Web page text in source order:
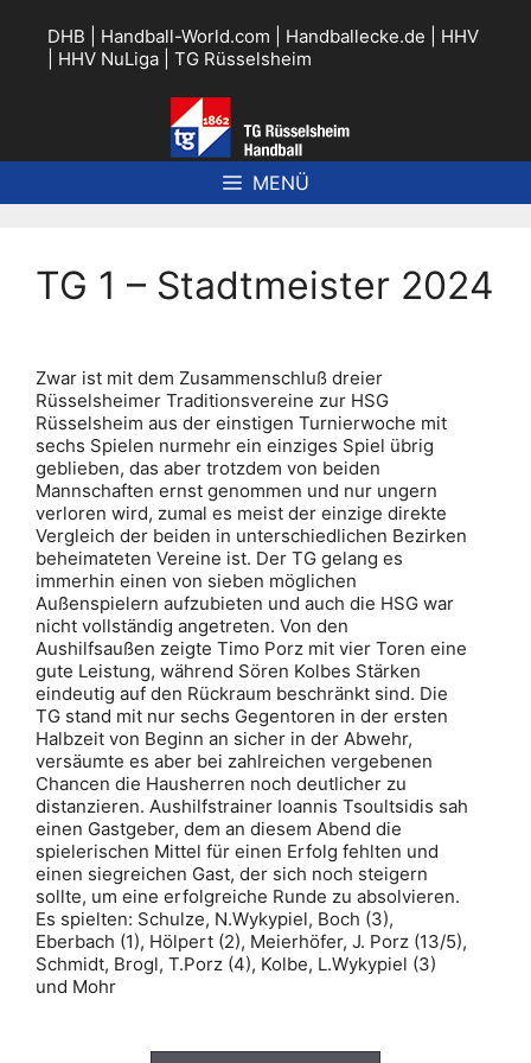
springen
DHB Handball-World.com Handballecke.de
HHV
HHV NuLiga TG Rüsselsheim
MENÜ
TG 1 – Stadtmeister 2024
Zwar ist mit dem Zusammenschluß dreier
Rüsselsheimer Traditionsvereine zur HSG
Rüsselsheim aus der einstigen Turnierwoche mit
sechs Spielen nurmehr ein einziges Spiel übrig
geblieben, das aber trotzdem von beiden
Mannschaften ernst genommen und nur ungern
verloren wird, zumal es meist der einzige direkte
Vergleich der beiden in unterschiedlichen Bezirken
beheimateten Vereine ist. Der TG gelang es
immerhin einen von sieben möglichen
Außenspielern aufzubieten und auch die HSG war
nicht vollständig angetreten. Von den
Aushilfsaußen zeigte Timo Porz mit vier Toren eine
gute Leistung, während Sören Kolbes Stärken
eindeutig auf den Rückraum beschränkt sind. Die
TG stand mit nur sechs Gegentoren in der ersten
Halbzeit von Beginn an sicher in der Abwehr,
versäumte es aber bei zahlreichen vergebenen
Chancen die Hausherren noch deutlicher zu
distanzieren. Aushilfstrainer Ioannis Tsoultsidis sah
einen Gastgeber, dem an diesem Abend die
spielerischen Mittel für einen Erfolg fehlten und
einen siegreichen Gast, der sich noch steigern
sollte, um eine erfolgreiche Runde zu absolvieren.
Es spielten: Schulze, N.Wykypiel, Boch (3),
Eberbach (1), Hölpert (2), Meierhöfer, J. Porz (13/5),
Schmidt, Brogl, T.Porz (4), Kolbe, L.Wykypiel (3)
und Mohr